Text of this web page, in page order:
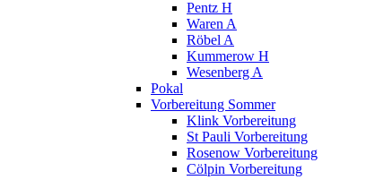
Pentz H
Waren A
Röbel A
Kummerow H
Wesenberg A
Pokal
Vorbereitung Sommer
Klink Vorbereitung
St Pauli Vorbereitung
Rosenow Vorbereitung
Cölpin Vorbereitung